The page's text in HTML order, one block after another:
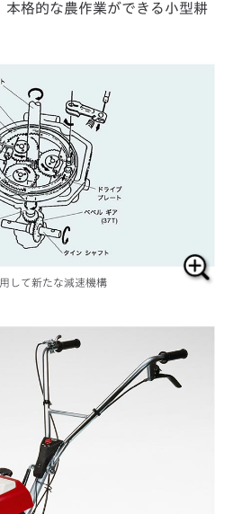
して新たな減速機構
本格的な農作業ができる小型耕